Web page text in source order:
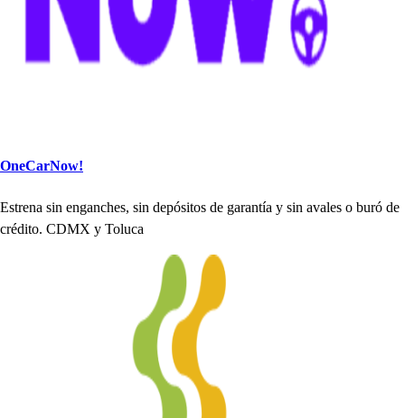
OneCarNow!
Estrena sin enganches, sin depósitos de garantía y sin avales o buró de
crédito. CDMX y Toluca